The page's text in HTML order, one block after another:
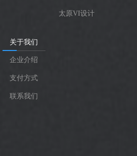
太原VI设计
关于我们
企业介绍
支付方式
联系我们